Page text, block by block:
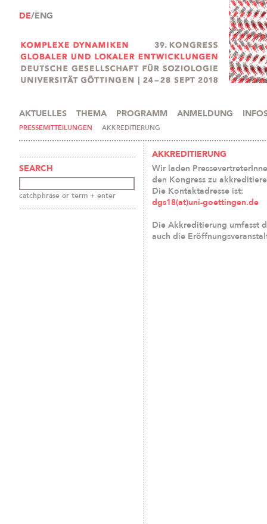
DE/ENG
AKTUELLES THEMA PROGRAMM ANMELDUNG
PRESSEMITTEILUNGEN AKKREDITIERUNG
SEARCH
catchphrase or term + enter
AKKREDITIERUNG
Wir laden
den Kongress zu
Die Kontaktadresse ist:
dgs18(at)uni-goettingen.de
Die Akkreditierung umfasst
auch die